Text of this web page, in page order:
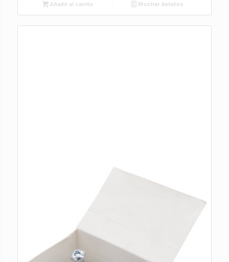
Añadir al carrito Mostrar detalles